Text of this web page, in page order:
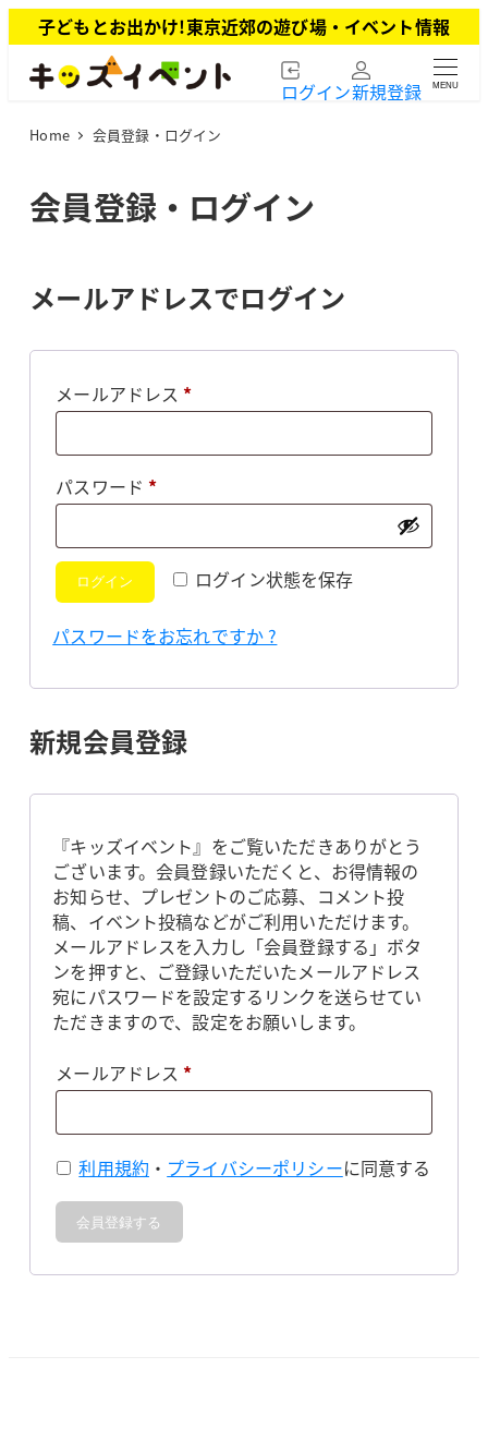
イ
子どもとお出かけ!東京近郊の遊び場・イベント情報
ログイン新規登録 MENU
Home 会員登録・ログイン
会員登録・ログイン
メールアドレスでログイン
メールアドレス *必
パスワード *必
ログイン状態を保存
ログイン
パスワードをお忘れですか ?
新規会員登録
『キッズイベント』をご覧いただきありがとう
ございます。会員登録いただくと、お得情報の
お知らせ、プレゼントのご応募、コメント投
稿、イベント投稿などがご利用いただけます。
メールアドレスを入力し「会員登録する」ボタ
ンを押すと、ご登録いただいたメールアドレス
宛にパスワードを設定するリンクを送らせてい
ただきますので、設定をお願いします。
メールアドレス *必
利用規約 ・ プライバシーポリシーに同意する
会員登録する